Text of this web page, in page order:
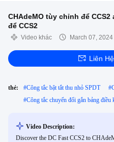
CHAdeMO tùy chỉnh để CCS2
để CCS2
Video khác March 07, 2024
Liên
thẻ: #Công tắc bật tắt thu nhỏ SPDT #
#Công tắc chuyển đổi gắn bảng điều
Video Description:
Discover the DC Fast CCS2 to